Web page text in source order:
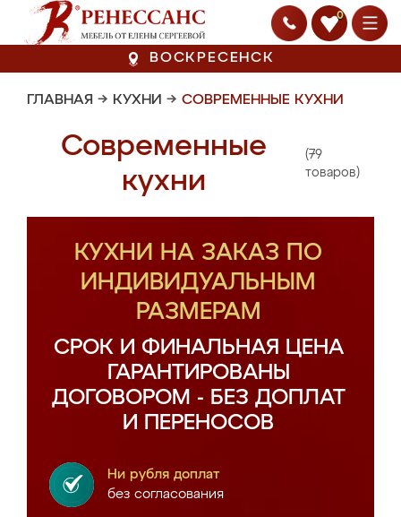
0
ВОСКРЕСЕНСК
ГЛАВНАЯ → КУХНИ → СОВРЕМЕННЫЕ КУХНИ
Современные
кухни
(79
товаров)
КУХНИ НА ЗАКАЗ ПО
ИНДИВИДУАЛЬНЫМ
РАЗМЕРАМ
СРОК И ФИНАЛЬНАЯ ЦЕНА
ГАРАНТИРОВАНЫ
ДОГОВОРОМ - БЕЗ ДОПЛАТ
И ПЕРЕНОСОВ
Ни рубля доплат
без согласования